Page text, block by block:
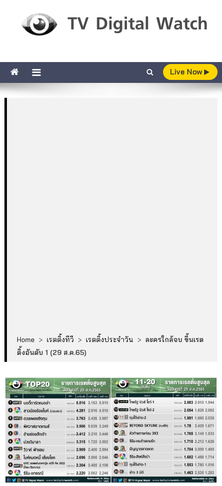
Live Now
Home > เรตติ้งทีวี > เรตติ้งประจำวัน > ละครใกล้จบ ขึ้นเรต
ติ้งอันดับ 1 (29 ส.ค.65)